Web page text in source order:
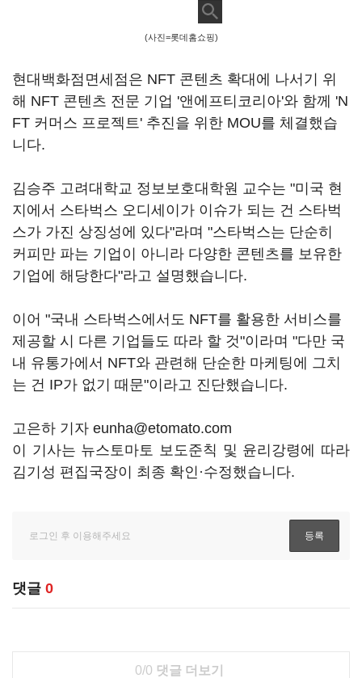
(사진=롯데홈쇼핑)
현대백화점면세점은 NFT 콘텐츠 확대에 나서기 위
해 NFT 콘텐츠 전문 기업 '앤에프티코리아'와 함께 'N
FT 커머스 프로젝트' 추진을 위한 MOU를 체결했습
니다.
김승주 고려대학교 정보보호대학원 교수는 "미국 현
지에서 스타벅스 오디세이가 이슈가 되는 건 스타벅
스가 가진 상징성에 있다"라며 "스타벅스는 단순히
커피만 파는 기업이 아니라 다양한 콘텐츠를 보유한
기업에 해당한다"라고 설명했습니다.
이어 "국내 스타벅스에서도 NFT를 활용한 서비스를
제공할 시 다른 기업들도 따라 할 것"이라며 "다만 국
내 유통가에서 NFT와 관련해 단순한 마케팅에 그치
는 건 IP가 없기 때문"이라고 진단했습니다.
고은하 기자 eunha@etomato.com
이 기사는 뉴스토마토 보도준칙 및 윤리강령에 따라
김기성 편집국장이 최종 확인·수정했습니다.
댓글 0
0/0 댓글 더보기